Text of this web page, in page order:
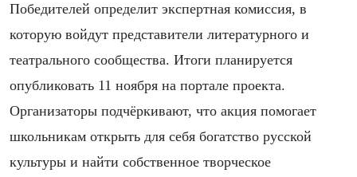
Победителей определит экспертная комиссия, в
которую войдут представители литературного и
театрального сообщества. Итоги планируется
опубликовать 11 ноября на портале проекта.
Организаторы подчёркивают, что акция помогает
школьникам открыть для себя богатство русской
культуры и найти собственное творческое